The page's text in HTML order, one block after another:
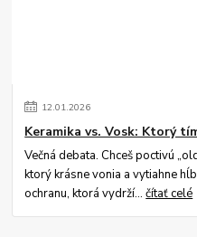
12.01.2026
Keramika vs. Vosk: Ktorý
Večná debata. Chceš poctivú
ktorý krásne vonia a vytiahne
ochranu, ktorá vydrží...čítať celé